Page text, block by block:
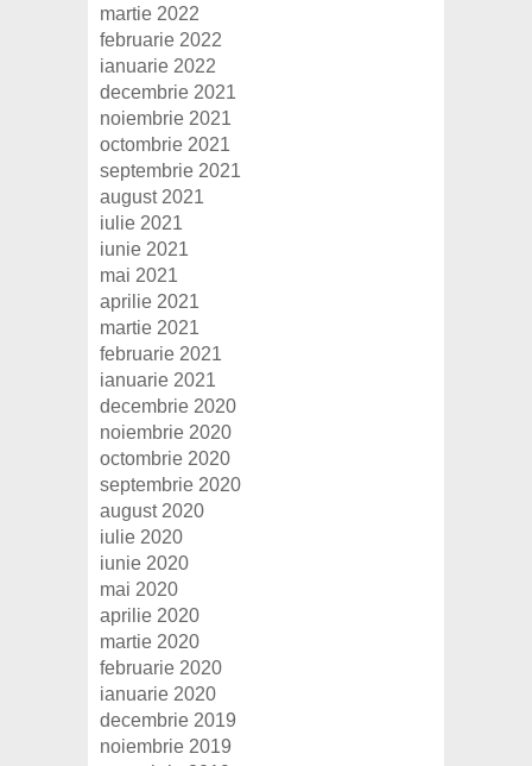
martie 2022
februarie 2022
ianuarie 2022
decembrie 2021
noiembrie 2021
octombrie 2021
septembrie 2021
august 2021
iulie 2021
iunie 2021
mai 2021
aprilie 2021
martie 2021
februarie 2021
ianuarie 2021
decembrie 2020
noiembrie 2020
octombrie 2020
septembrie 2020
august 2020
iulie 2020
iunie 2020
mai 2020
aprilie 2020
martie 2020
februarie 2020
ianuarie 2020
decembrie 2019
noiembrie 2019